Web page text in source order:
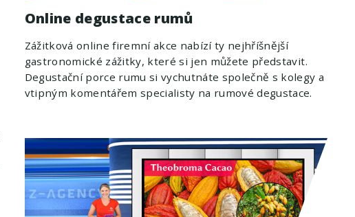
Online degustace rumů
Zážitková online firemní akce nabízí ty nejhříšnější
gastronomické zážitky, které si jen můžete představit.
Degustační porce rumu si vychutnáte společně s kolegy a
vtipným komentářem specialisty na rumové degustace.